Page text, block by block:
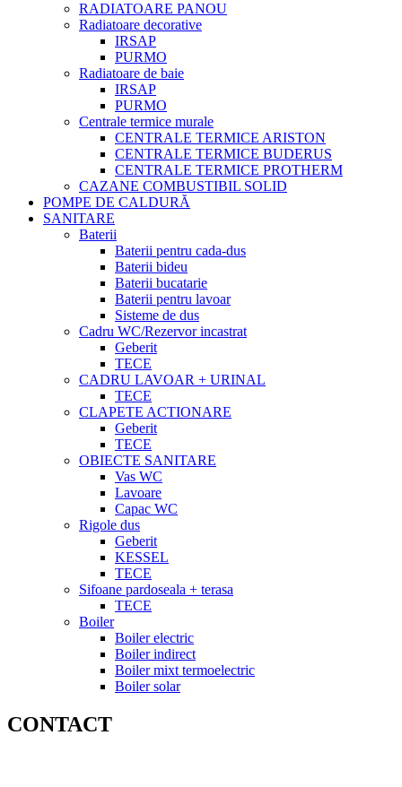
RADIATOARE PANOU
Radiatoare decorative
IRSAP
PURMO
Radiatoare de baie
IRSAP
PURMO
Centrale termice murale
CENTRALE TERMICE ARISTON
CENTRALE TERMICE BUDERUS
CENTRALE TERMICE PROTHERM
CAZANE COMBUSTIBIL SOLID
POMPE DE CALDURĂ
SANITARE
Baterii
Baterii pentru cada-dus
Baterii bideu
Baterii bucatarie
Baterii pentru lavoar
Sisteme de dus
Cadru WC/Rezervor incastrat
Geberit
TECE
CADRU LAVOAR + URINAL
TECE
CLAPETE ACTIONARE
Geberit
TECE
OBIECTE SANITARE
Vas WC
Lavoare
Capac WC
Rigole dus
Geberit
KESSEL
TECE
Sifoane pardoseala + terasa
TECE
Boiler
Boiler electric
Boiler indirect
Boiler mixt termoelectric
Boiler solar
CONTACT